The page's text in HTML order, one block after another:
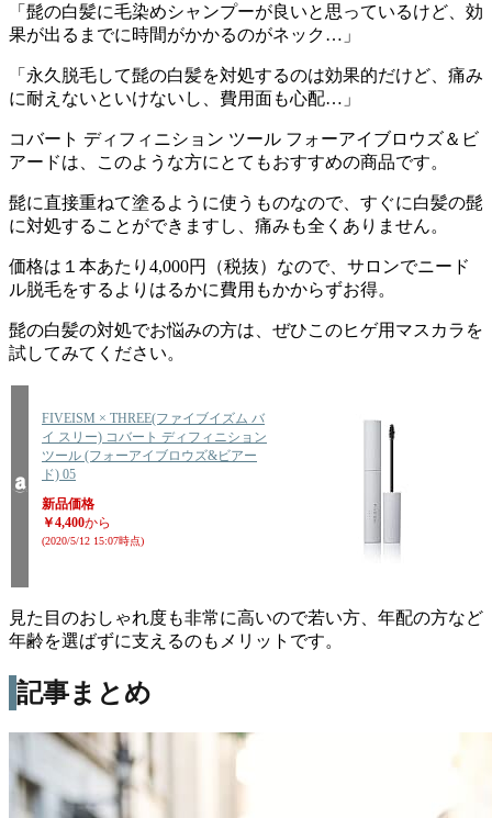
「髭の白髪に毛染めシャンプーが良いと思っているけど、効
果が出るまでに時間がかかるのがネック…」
「永久脱毛して髭の白髪を対処するのは効果的だけど、痛み
に耐えないといけないし、費用面も心配…」
コバート ディフィニション ツール フォーアイブロウズ＆ビ
アードは、このような方にとてもおすすめの商品です。
髭に直接重ねて塗るように使うものなので、すぐに白髪の髭
に対処することができますし、痛みも全くありません。
価格は１本あたり4,000円（税抜）なので、サロンでニード
ル脱毛をするよりはるかに費用もかからずお得。
髭の白髪の対処でお悩みの方は、ぜひこのヒゲ用マスカラを
試してみてください。
FIVEISM × THREE(ファイブイズム バ
イ スリー) コバート ディフィニション
ツール (フォーアイブロウズ&ビアー
ド) 05
新品価格
￥4,400から
(2020/5/12 15:07時点)
見た目のおしゃれ度も非常に高いので若い方、年配の方など
年齢を選ばずに支えるのもメリットです。
記事まとめ